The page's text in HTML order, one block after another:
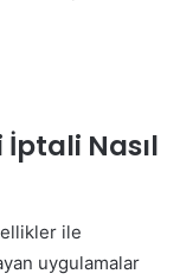
Nasıl
ile
uygulamalar